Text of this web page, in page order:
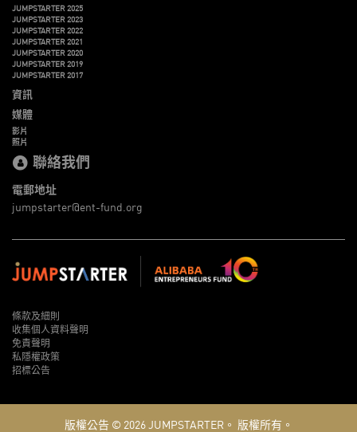
JUMPSTARTER 2025
JUMPSTARTER 2023
JUMPSTARTER 2022
JUMPSTARTER 2021
JUMPSTARTER 2020
JUMPSTARTER 2019
JUMPSTARTER 2017
資訊
媒體
影片
照片
聯絡我們
電郵地址
jumpstarter@ent-fund.org
條款及細則
收集個人資料聲明
免責聲明
私隱權政策
招標公告
版權公告 © 2026JUMPSTARTER。 版權所有。